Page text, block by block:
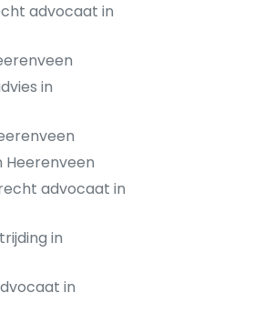
advocaat in
in
Heerenveen
advocaat in
in
in